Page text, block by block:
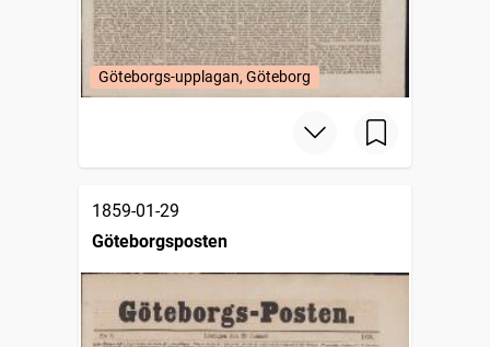
Göteborgs-upplagan, Göteborg
1859-01-29
Göteborgsposten